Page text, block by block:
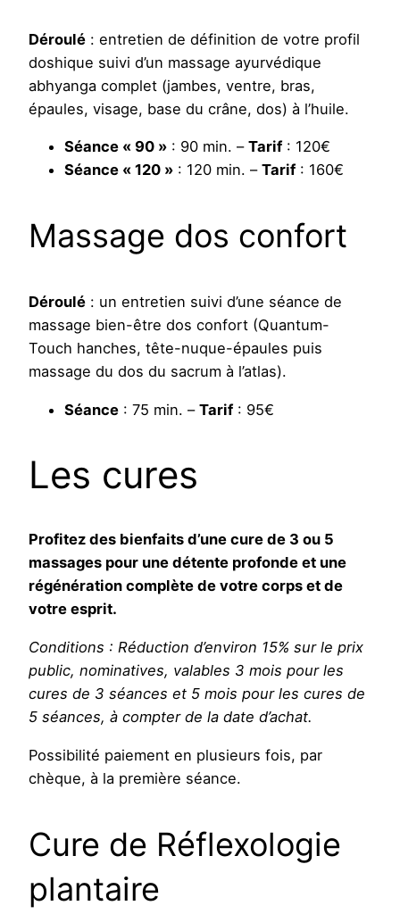
Déroulé : entretien de définition de votre profil
doshique suivi d’un massage ayurvédique
abhyanga complet (jambes, ventre, bras,
épaules, visage, base du crâne, dos) à l’huile.
Séance « 90 » : 90 min. – Tarif : 120€
Séance « 120 » : 120 min. – Tarif : 160€
Massage dos confort
Déroulé : un entretien suivi d’une séance de
massage bien-être dos confort (Quantum-
Touch hanches, tête-nuque-épaules puis
massage du dos du sacrum à l’atlas).
Séance : 75 min. – Tarif : 95€
Les cures
Profitez des bienfaits d’une cure de 3 ou 5
massages pour une détente profonde et une
régénération complète de votre corps et de
votre esprit.
Conditions : Réduction d’environ 15% sur le prix
public, nominatives, valables 3 mois pour les
cures de 3 séances et 5 mois pour les cures de
5 séances, à compter de la date d’achat.
Possibilité paiement en plusieurs fois, par
chèque, à la première séance.
Cure de Réflexologie
plantaire